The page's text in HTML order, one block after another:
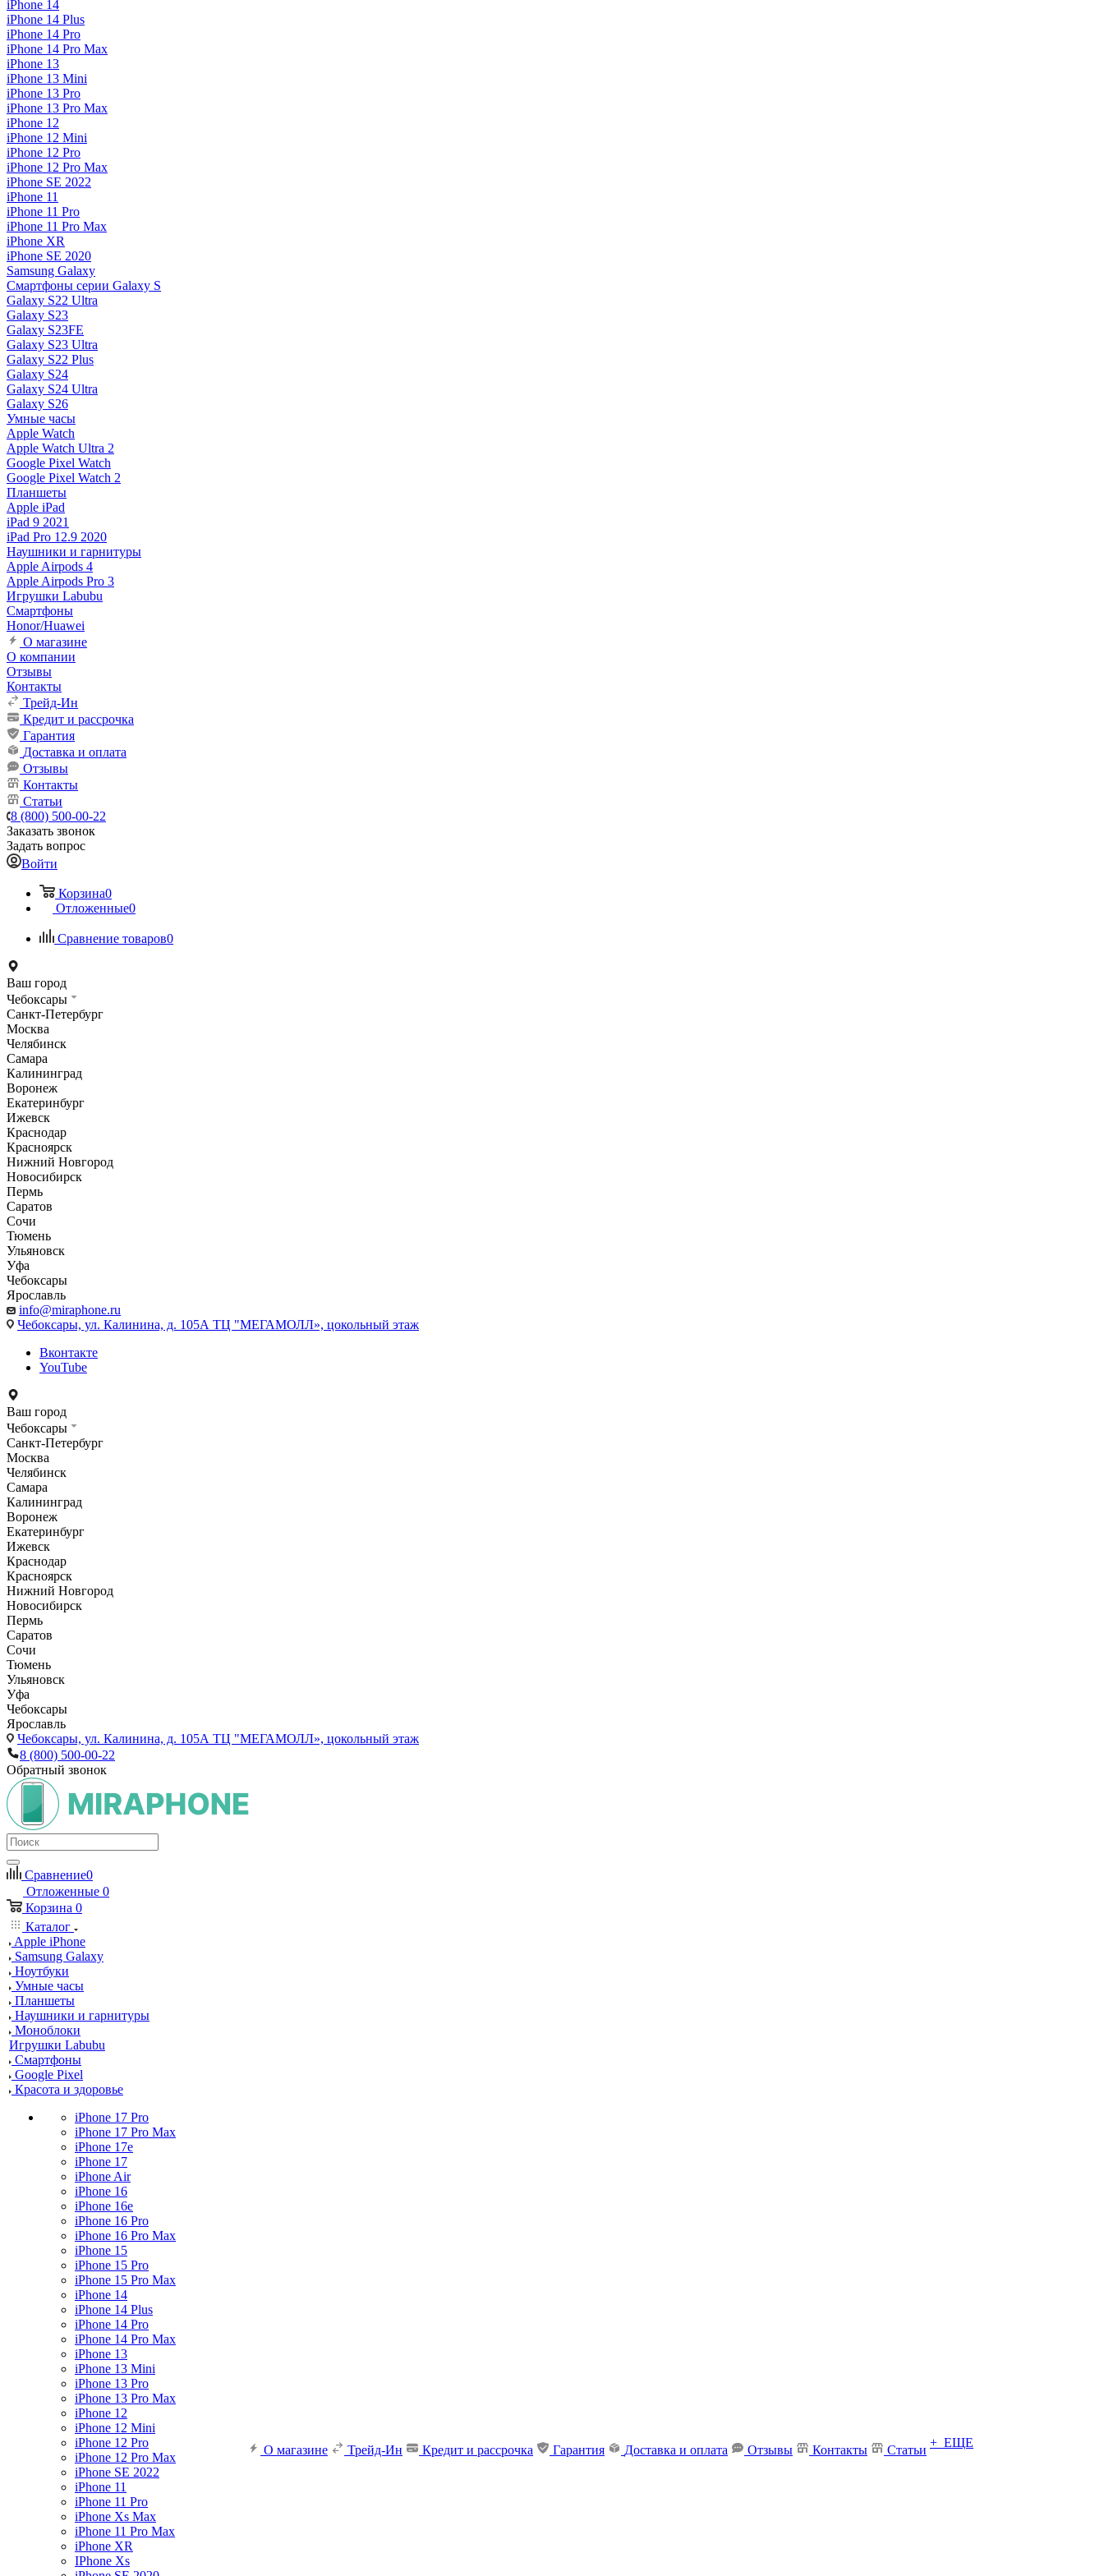
iPhone 14
iPhone 14 Plus
iPhone 14 Pro
iPhone 14 Pro Max
iPhone 13
iPhone 13 Mini
iPhone 13 Pro
iPhone 13 Pro Max
iPhone 12
iPhone 12 Mini
iPhone 12 Pro
iPhone 12 Pro Max
iPhone SE 2022
iPhone 11
iPhone 11 Pro
iPhone 11 Pro Max
iPhone XR
iPhone SE 2020
Samsung Galaxy
Смартфоны серии Galaxy S
Galaxy S22 Ultra
Galaxy S23
Galaxy S23FE
Galaxy S23 Ultra
Galaxy S22 Plus
Galaxy S24
Galaxy S24 Ultra
Galaxy S26
Умные часы
Apple Watch
Apple Watch Ultra 2
Google Pixel Watch
Google Pixel Watch 2
Планшеты
Apple iPad
iPad 9 2021
iPad Pro 12.9 2020
Наушники и гарнитуры
Apple Airpods 4
Apple Airpods Pro 3
Игрушки Labubu
Смартфоны
Honor/Huawei
О магазине
О компании
Отзывы
Контакты
Трейд-Ин
Кредит и рассрочка
Гарантия
Доставка и оплата
Отзывы
Контакты
Статьи
8 (800) 500-00-22
Заказать звонок
Задать вопрос
Войти
Корзина0
Отложенные0
Сравнение товаров0
Ваш город
Чебоксары
Санкт-Петербург
Москва
Челябинск
Самара
Калининград
Воронеж
Екатеринбург
Ижевск
Краснодар
Красноярск
Нижний Новгород
Новосибирск
Пермь
Саратов
Сочи
Тюмень
Ульяновск
Уфа
Чебоксары
Ярославль
info@miraphone.ru
Чебоксары, ул. Калинина, д. 105А ТЦ "МЕГАМОЛЛ», цокольный этаж
Вконтакте
YouTube
Ваш город
Чебоксары
Санкт-Петербург
Москва
Челябинск
Самара
Калининград
Воронеж
Екатеринбург
Ижевск
Краснодар
Красноярск
Нижний Новгород
Новосибирск
Пермь
Саратов
Сочи
Тюмень
Ульяновск
Уфа
Чебоксары
Ярославль
Чебоксары, ул. Калинина, д. 105А ТЦ "МЕГАМОЛЛ», цокольный этаж
8 (800) 500-00-22
Обратный звонок
Сравнение0
Отложенные 0
Корзина 0
Каталог
Apple iPhone
Samsung Galaxy
Ноутбуки
Умные часы
Планшеты
Наушники и гарнитуры
Моноблоки
Игрушки Labubu
Смартфоны
Google Pixel
Красота и здоровье
iPhone 17 Pro
iPhone 17 Pro Max
iPhone 17e
iPhone 17
iPhone Air
iPhone 16
iPhone 16e
iPhone 16 Pro
iPhone 16 Pro Max
iPhone 15
iPhone 15 Pro
iPhone 15 Pro Max
iPhone 14
iPhone 14 Plus
iPhone 14 Pro
iPhone 14 Pro Max
iPhone 13
iPhone 13 Mini
iPhone 13 Pro
iPhone 13 Pro Max
iPhone 12
iPhone 12 Mini
iPhone 12 Pro
iPhone 12 Pro Max
iPhone SE 2022
iPhone 11
iPhone 11 Pro
iPhone Xs Max
iPhone 11 Pro Max
iPhone XR
IPhone Xs
О магазине Трейд-Ин Кредит и рассрочка Гарантия Доставка и оплата Отзывы Контакты Статьи
+ ЕЩЕ